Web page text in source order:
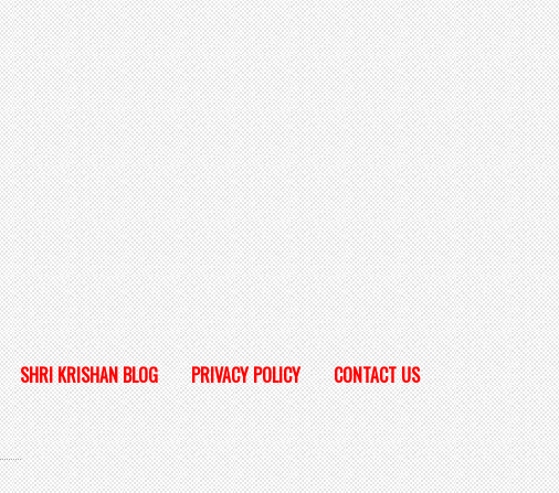
SHRI KRISHAN BLOG PRIVACY POLICY CONTACT US